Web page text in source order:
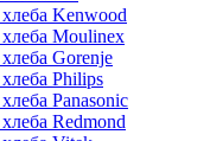
Kenwood
Moulinex
Gorenje
Philips
Panasonic
Redmond